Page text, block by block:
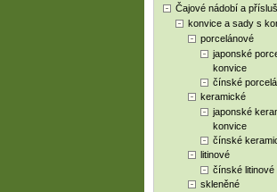
Čajové nádobí a
konvice a sady s
porcelánové
japonské
konvice
čínské
keramické
japonské
konvice
čínské
litinové
čínské litinové
skleněné